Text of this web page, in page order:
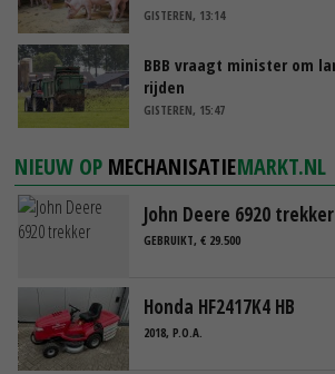
GISTEREN, 13:14
BBB vraagt minister om
rijden
GISTEREN, 15:47
NIEUW OP MECHANISATIEMARKT.NL
John Deere 6920 trekker
GEBRUIKT, € 29.500
Honda HF2417K4 HB
2018, P.O.A.